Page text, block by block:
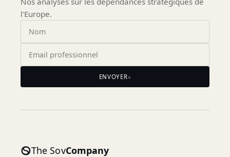
l'Europe.
ENVOYER»
The SovCompany